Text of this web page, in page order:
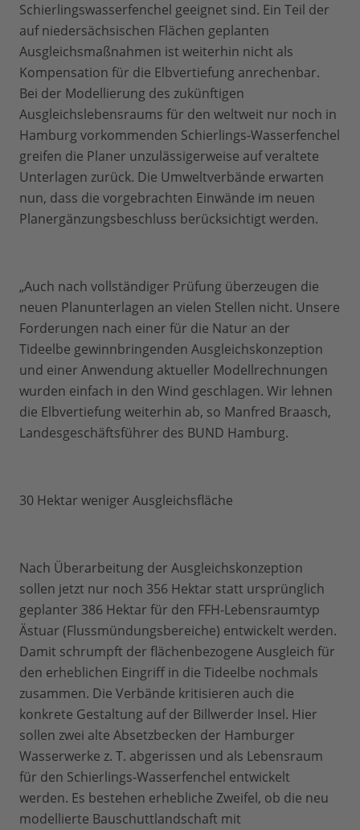
Schierlingswasserfenchel geeignet sind. Ein Teil der
auf niedersächsischen Flächen geplanten
Ausgleichsmaßnahmen ist weiterhin nicht als
Kompensation für die Elbvertiefung anrechenbar.
Bei der Modellierung des zukünftigen
Ausgleichslebensraums für den weltweit nur noch in
Hamburg vorkommenden Schierlings-Wasserfenchel
greifen die Planer unzulässigerweise auf veraltete
Unterlagen zurück. Die Umweltverbände erwarten
nun, dass die vorgebrachten Einwände im neuen
Planergänzungsbeschluss berücksichtigt werden.
„Auch nach vollständiger Prüfung überzeugen die
neuen Planunterlagen an vielen Stellen nicht. Unsere
Forderungen nach einer für die Natur an der
Tideelbe gewinnbringenden Ausgleichskonzeption
und einer Anwendung aktueller Modellrechnungen
wurden einfach in den Wind geschlagen. Wir lehnen
die Elbvertiefung weiterhin ab, so Manfred Braasch,
Landesgeschäftsführer des BUND Hamburg.
30 Hektar weniger Ausgleichsfläche
Nach Überarbeitung der Ausgleichskonzeption
sollen jetzt nur noch 356 Hektar statt ursprünglich
geplanter 386 Hektar für den FFH-Lebensraumtyp
Ästuar (Flussmündungsbereiche) entwickelt werden.
Damit schrumpft der flächenbezogene Ausgleich für
den erheblichen Eingriff in die Tideelbe nochmals
zusammen. Die Verbände kritisieren auch die
konkrete Gestaltung auf der Billwerder Insel. Hier
sollen zwei alte Absetzbecken der Hamburger
Wasserwerke z. T. abgerissen und als Lebensraum
für den Schierlings-Wasserfenchel entwickelt
werden. Es bestehen erhebliche Zweifel, ob die neu
modellierte Bauschuttlandschaft mit